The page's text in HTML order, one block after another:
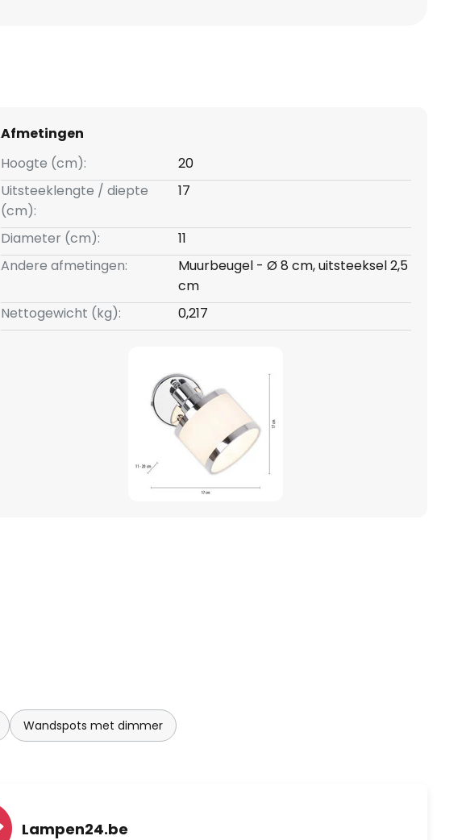
Afmetingen
Hoogte (cm):
20
Uitsteeklengte / diepte
(cm):
17
Diameter (cm):
11
Andere afmetingen:
Muurbeugel - Ø 8 cm, uitsteeksel 2,5
cm
Nettogewicht (kg):
0,217
Wandspots met dimmer
Lampen24.be